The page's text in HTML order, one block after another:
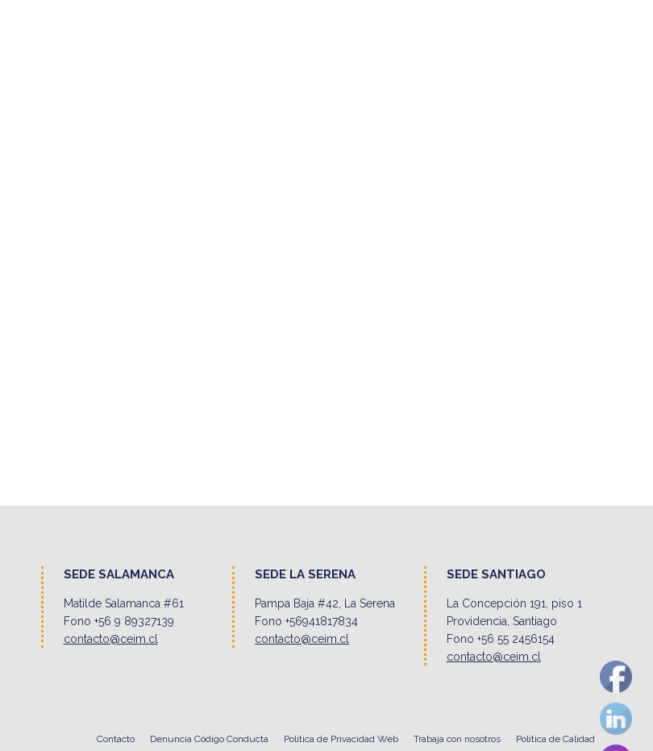
SEDE SALAMANCA
Matilde Salamanca #61
Fono +56 9 89327139
contacto@ceim.cl
SEDE LA SERENA
Pampa Baja #42, La Serena
Fono +56941817834
contacto@ceim.cl
SEDE SANTIAGO
La Concepción 191, piso 1
Providencia, Santiago
Fono +56 55 2456154
contacto@ceim.cl
Contacto Denuncia Código Conducta Politica de Privacidad Web Trabaja con nosotros Política de Calidad